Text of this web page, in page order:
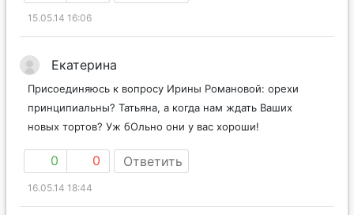
15.05.14 16:06
Екатерина
Присоединяюсь к вопросу Ирины Романовой: орехи
принципиальны? Татьяна, а когда нам ждать Ваших
новых тортов? Уж бОльно они у вас хороши!
0 0 Ответить
16.05.14 18:44